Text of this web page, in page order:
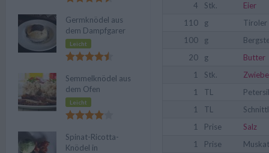
4
Stk.
Eier
110
g
Tiroler
100
g
20
g
Butter
1
Stk.
1
TL
1
TL
1
Prise
Salz
1
Prise
Germknödel aus
dem Dampfgarer
Leicht
Semmelknödel aus
dem Ofen
Leicht
Spinat-Ricotta-
Knödel in